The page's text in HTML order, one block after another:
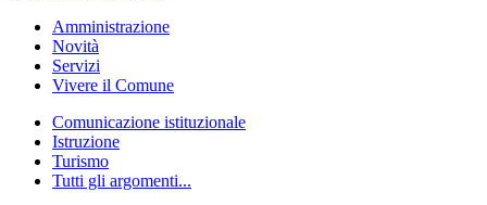
Amministrazione
Novità
Servizi
Vivere il Comune
Comunicazione istituzionale
Istruzione
Turismo
Tutti gli argomenti...